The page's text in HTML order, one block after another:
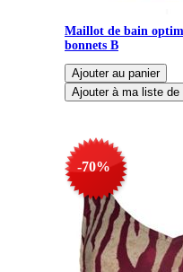
Maillot de bain
bonnets B
-70%